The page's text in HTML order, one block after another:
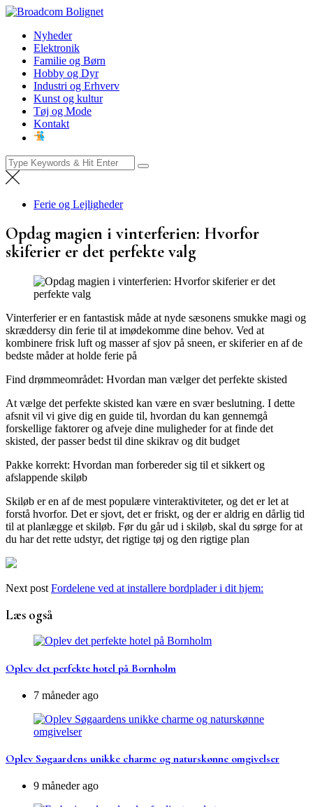
Skip
content
Broadcom Bolignet
NyhederNyheder
Elektronik
Familie og Børn
Hobby og Dyr
Industri og Erhverv
Kunst og kultur
Tøj og Mode
Kontakt
Search
for:
Ferie og Lejligheder
Opdag magien i vinterferien: Hvorfor
skiferier er det perfekte valg
Vinterferier er en fantastisk måde at nyde sæsonens smukke magi og
skræddersy din ferie til at imødekomme dine behov. Ved at
kombinere frisk luft og masser af sjov på sneen, er skiferier en af de
bedste måder at holde ferie på
Find drømmeområdet: Hvordan man vælger det perfekte skisted
At vælge det perfekte skisted kan være en svær beslutning. I dette
afsnit vil vi give dig en guide til, hvordan du kan gennemgå
forskellige faktorer og afveje dine muligheder for at finde det
skisted, der passer bedst til dine skikrav og dit budget
Pakke korrekt: Hvordan man forbereder sig til et sikkert og
afslappende skiløb
Skiløb er en af de mest populære vinteraktiviteter, og det er let at
forstå hvorfor. Det er sjovt, det er friskt, og der er aldrig en dårlig tid
til at planlægge et skiløb. Før du går ud i skiløb, skal du sørge for at
du har det rette udstyr, det rigtige tøj og den rigtige plan
Next post Fordelene ved at installere bordplader i dit hjem:
Læs også
Oplev det perfekte hotel på Bornholm
7 måneder ago
Oplev Søgaardens unikke charme og naturskønne omgivelser
9 måneder ago